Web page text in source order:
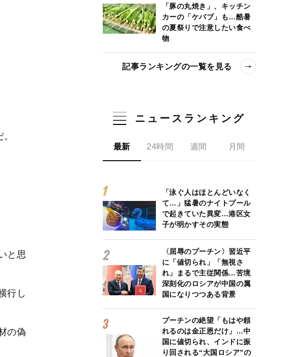
と思
行し
の偽
「豚の丸焼き」、キッチン
カーの「ケバブ」も…酷暑
の夏祭りで注意したい食べ
物
記事ランキングの一覧を見る
ニュースランキング
最新 24時間 週間 月間
「泳ぐ人はほとんどいなく
て…」猛暑のナイトプール
で起きていた異変…港区女
子が明かすその実態
〈屈辱のプーチン〉習近平
に「値切られ」「無視さ
れ」まるで主従関係…苦境
深刻化のロシアが中国の属
国になりつつある背景
プーチンの絶望「もはや頼
れるのは金正恩だけ」…中
国に値切られ、インドに振
り回される“大国ロシア”の